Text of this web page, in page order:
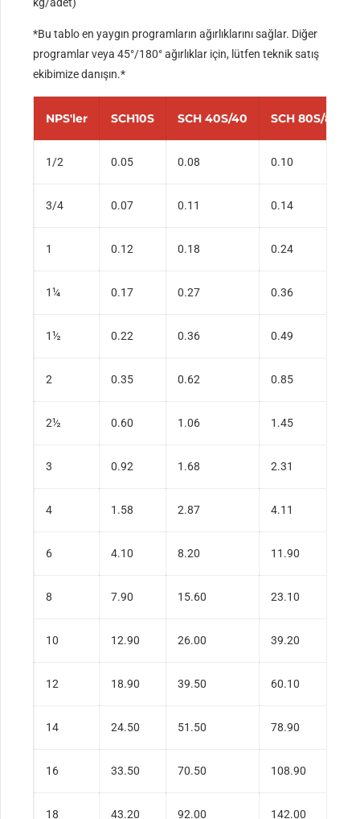
*Bu tablo en yaygın programların ağırlıklarını sağlar. Diğer
programlar veya 45°/180° ağırlıklar için, lütfen teknik satış
ekibimize danışın.*
NPS'ler SCH10S SCH 40S/40 SCH 80S/80
1/2 0.05 0.08 0.10
3/4 0.07 0.11 0.14
1 0.12 0.18 0.24
1¼ 0.17 0.27 0.36
1½ 0.22 0.36 0.49
2 0.35 0.62 0.85
2½ 0.60 1.06 1.45
3 0.92 1.68 2.31
4 1.58 2.87 4.11
6 4.10 8.20 11.90
8 7.90 15.60 23.10
10 12.90 26.00 39.20
12 18.90 39.50 60.10
14 24.50 51.50 78.90
16 33.50 70.50 108.90
18 43.20 92.00 142.00